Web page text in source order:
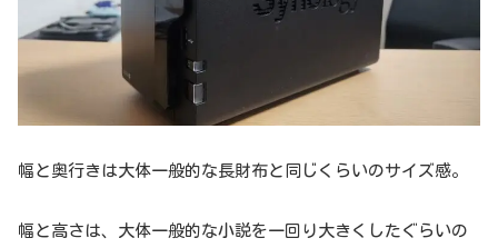
幅と奥行きは大体一般的な長財布と同じくらいのサイズ感。
幅と高さは、大体一般的な小説を一回り大きくしたぐらいの